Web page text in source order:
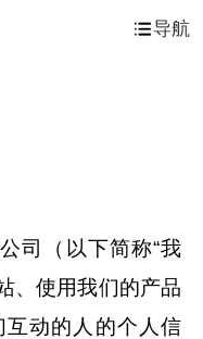
导航
司（以下简称“我
、使用我们的产品
动的人的个人信